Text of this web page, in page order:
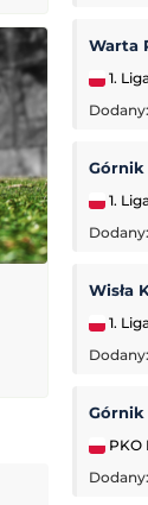
Zoria
Warta
1.
Górnik
1.
Dodany:
Wisła
1.
Górnik
PKO
Dodany: